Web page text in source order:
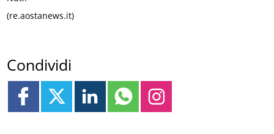
(re.aostanews.it)
Condividi